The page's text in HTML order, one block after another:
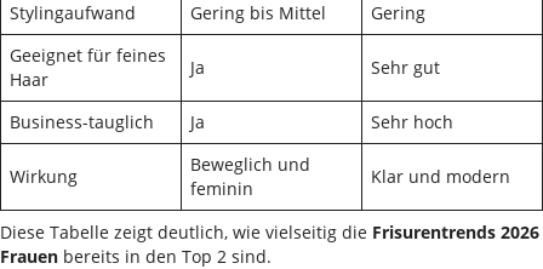
Stylingaufwand
Gering bis Mittel
Gering
Geeignet für feines
Haar
Ja Sehr gut
Business-tauglich Ja Sehr hoch
Wirkung
Beweglich und
feminin
Klar und modern
Diese Tabelle zeigt deutlich, wie vielseitig die Frisurentrends 2026
Frauen bereits in den Top 2 sind.